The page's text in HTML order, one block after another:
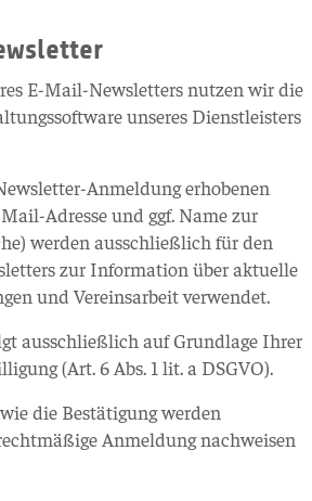
E-Mail-Newsletters nutzen wir die
unseres Dienstleisters
Anmeldung erhobenen
Adresse und ggf. Name zur
werden ausschließlich für den
zur Information über aktuelle
und Vereinsarbeit verwendet.
ausschließlich auf Grundlage Ihrer
(Art. 6 Abs. 1 lit. a DSGVO).
die Bestätigung werden
Anmeldung nachweisen